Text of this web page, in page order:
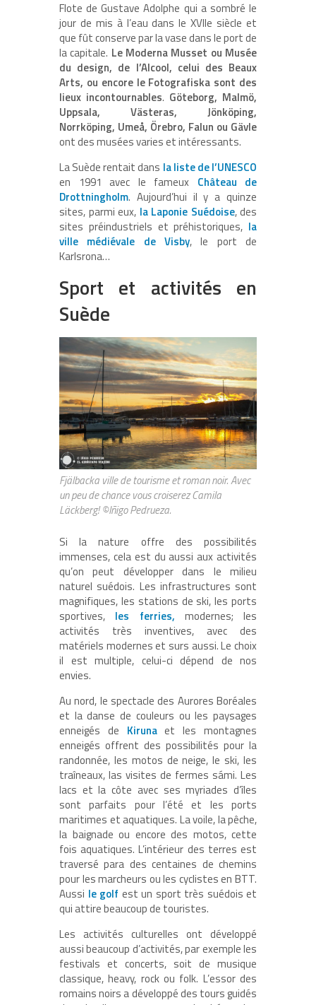
Flote de Gustave Adolphe qui a sombré le
jour de mis à l’eau dans le XVIIe siècle et
que fût conserve par la vase dans le port de
la capitale. Le Moderna Musset ou Musée
du design, de l’Alcool, celui des Beaux
Arts, ou encore le Fotografiska sont des
lieux incontournables. Göteborg, Malmö,
Uppsala, Västeras, Jönköping,
Norrköping, Umeå, Örebro, Falun ou Gävle
ont des musées varies et intéressants.
La Suède rentait dans la liste de l’UNESCO
en 1991 avec le fameux Château de
Drottningholm. Aujourd’hui il y a quinze
sites, parmi eux, la Laponie Suédoise, des
sites préindustriels et préhistoriques, la
ville médiévale de Visby, le port de
Karlsrona…
Sport et activités en
Suède
Fjälbacka ville de tourisme et roman noir. Avec
un peu de chance vous croiserez Camila
Läckberg! ©Iñigo Pedrueza.
Si la nature offre des possibilités
immenses, cela est du aussi aux activités
qu’on peut développer dans le milieu
naturel suédois. Les infrastructures sont
magnifiques, les stations de ski, les ports
sportives, les ferries, modernes; les
activités très inventives, avec des
matériels modernes et surs aussi. Le choix
il est multiple, celui-ci dépend de nos
envies.
Au nord, le spectacle des Aurores Boréales
et la danse de couleurs ou les paysages
enneigés de Kirunaet les montagnes
enneigés offrent des possibilités pour la
randonnée, les motos de neige, le ski, les
traîneaux, las visites de fermes sámi. Les
lacs et la côte avec ses myriades d’îles
sont parfaits pour l’été et les ports
maritimes et aquatiques. La voile, la pêche,
la baignade ou encore des motos, cette
fois aquatiques. L’intérieur des terres est
traversé para des centaines de chemins
pour les marcheurs ou les cyclistes en BTT.
Aussi le golf est un sport très suédois et
qui attire beaucoup de touristes.
Les activités culturelles ont développé
aussi beaucoup d’activités, par exemple les
festivals et concerts, soit de musique
classique, heavy, rock ou folk. L’essor des
romains noirs a développé des tours guidés